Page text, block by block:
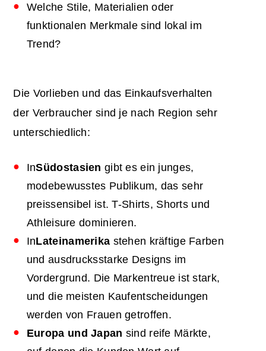
Welche Stile, Materialien oder
funktionalen Merkmale sind lokal im
Trend?
Die Vorlieben und das Einkaufsverhalten
der Verbraucher sind je nach Region sehr
unterschiedlich:
InSüdostasien gibt es ein junges,
modebewusstes Publikum, das sehr
preissensibel ist. T-Shirts, Shorts und
Athleisure dominieren.
InLateinamerika stehen kräftige Farben
und ausdrucksstarke Designs im
Vordergrund. Die Markentreue ist stark,
und die meisten Kaufentscheidungen
werden von Frauen getroffen.
Europa und Japan sind reife Märkte,